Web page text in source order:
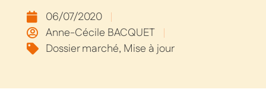
06/07/2020
Anne-Cécile BACQUET
Dossier marché, Mise à jour